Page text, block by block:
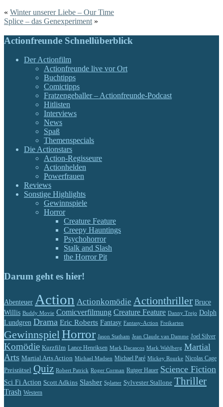
« Winter unserer Liebe – Our Time
Splice – das Genexperiment »
Actionfreunde Schnellüberblick
Der Actionfilm
Actionfreunde live vor Ort
Buchtipps
Comictipps
Fratzengeballer – Actionfreunde-Podcast
Hitlisten
Interviews
News
Spaß
Themenspecials
Die Actionstars
Action-Regisseure
Actionhelden
Powerfrauen
Reviews
Sonstige Highlights
Gewinnspiele
Horror
Creature Feature
Creepy Hauntings
Psychohorror
Stalk and Slash
the Horror Pit
Darum geht es hier!
Abenteuer Action Actionkomödie Actionthriller Bruce
Willis Buddy Movie Comicverfilmung Creature Feature Danny Trejo Dolph
Lundgren Drama Eric Roberts Fantasy Fantasy-Action Freikarten
Gewinnspiel Horror Jason Statham Jean Claude van Damme Joel Silver
Komödie Kurzfilm Lance Henriksen Mark Dacascos Mark Wahlberg Martial
Arts Martial Arts Action Michael Madsen Michael Paré Mickey Rourke Nicolas Cage
Preisrätsel Quiz Robert Patrick Roger Corman Rutger Hauer Science Fiction
Sci Fi Action Scott Adkins Slasher Splatter Sylvester Stallone Thriller
Trash Western